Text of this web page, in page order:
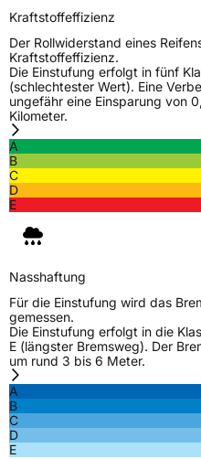
VerwendungGanzjahresreifen
ModellnameX All Climate TF2
FahrzeugartPKW & SUV
Weitere Eigenschaften
SchlauchtypTL
ZustandNeureifen
M+S
EU Label
EffizienzC
Nasshaftung B
Kraftstoffeffizienz
Der Rollwiderstand eines
Kraftstoffeffizienz.
Die Einstufung erfolgt in fünf
(schlechtester Wert). Eine
ungefähr eine Einsparung von
Kilometer.
A
B
C
D
E
Nasshaftung
Für die Einstufung wird das
gemessen.
Die Einstufung erfolgt in die
E (längster Bremsweg). Der
um rund 3 bis 6 Meter.
A
B
C
D
E